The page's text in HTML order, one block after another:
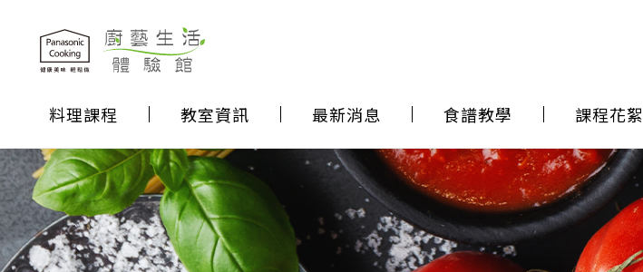
料理課程 教室資訊 最新消息 食譜教學 課程花絮